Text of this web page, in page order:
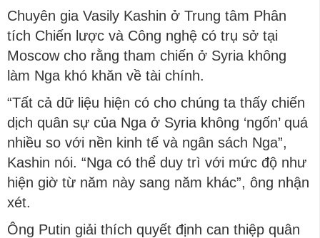
Chuyên gia Vasily Kashin ở Trung tâm Phân
tích Chiến lược và Công nghệ có trụ sở tại
Moscow cho rằng tham chiến ở Syria không
làm Nga khó khăn về tài chính.
“Tất cả dữ liệu hiện có cho chúng ta thấy chiến
dịch quân sự của Nga ở Syria không ‘ngốn’ quá
nhiều so với nền kinh tế và ngân sách Nga”,
Kashin nói. “Nga có thể duy trì với mức độ như
hiện giờ từ năm này sang năm khác”, ông nhận
xét.
Ông Putin giải thích quyết định can thiệp quân